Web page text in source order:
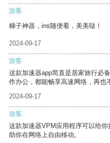
游客
梯子神器，ins随便看，美美哒！
2024-09-17
游客
这款加速器app简直是居家旅行必
作办公，都能畅享高速网络，再也
2024-09-17
游客
这款加速器VPM应用程序可以给
助你在网络上自由移动。